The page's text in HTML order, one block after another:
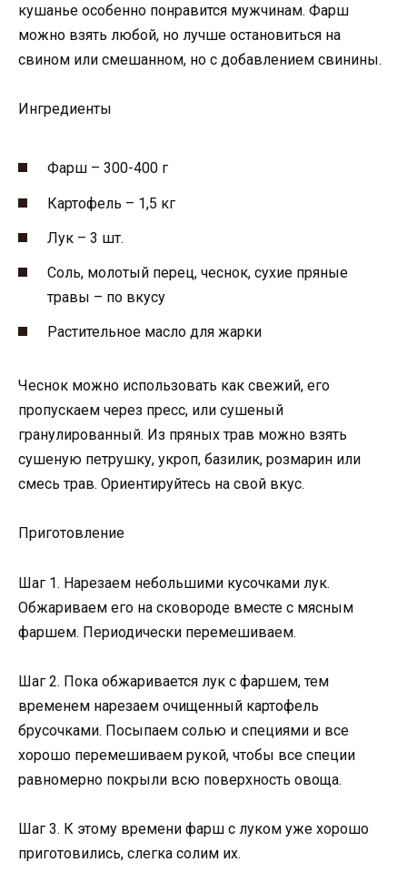
кушанье особенно понравится мужчинам. Фарш
можно взять любой, но лучше остановиться на
свином или смешанном, но с добавлением свинины.
Ингредиенты
Фарш – 300-400 г
Картофель – 1,5 кг
Лук – 3 шт.
Соль, молотый перец, чеснок, сухие пряные
травы – по вкусу
Растительное масло для жарки
Чеснок можно использовать как свежий, его
пропускаем через пресс, или сушеный
гранулированный. Из пряных трав можно взять
сушеную петрушку, укроп, базилик, розмарин или
смесь трав. Ориентируйтесь на свой вкус.
Приготовление
Шаг 1. Нарезаем небольшими кусочками лук.
Обжариваем его на сковороде вместе с мясным
фаршем. Периодически перемешиваем.
Шаг 2. Пока обжаривается лук с фаршем, тем
временем нарезаем очищенный картофель
брусочками. Посыпаем солью и специями и все
хорошо перемешиваем рукой, чтобы все специи
равномерно покрыли всю поверхность овоща.
Шаг 3. К этому времени фарш с луком уже хорошо
приготовились, слегка солим их.